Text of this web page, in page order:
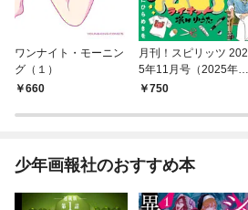
ワンナイト・モーニン
グ（１）
660
月刊！スピリッツ 202
5年11月号（2025年9
月27日発売号）
750
少年画報社のおすすめ本